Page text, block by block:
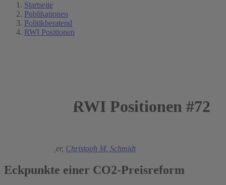
Startseite
Publikationen
Politikberatend
RWI Positionen
RWI Positionen #72
Ottmar Edenhofer, Christoph M. Schmidt
Eckpunkte einer CO2-Preisreform